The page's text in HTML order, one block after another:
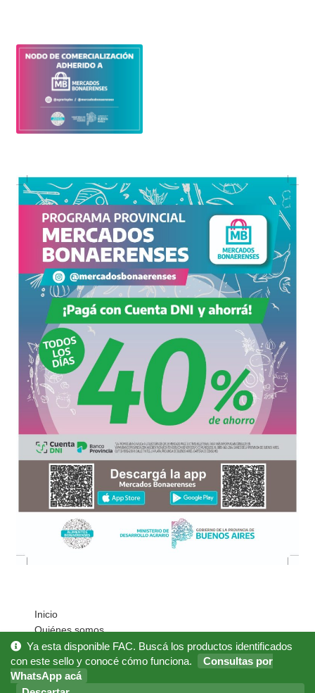
Inicio
Quiénes somos
Cómo Comprar?
Mi cuenta
Noticias
Ya esta disponible FAC. Buscá los productos identificados
con este sello y conocé cómo funciona.
Consultas por
WhatsApp acá